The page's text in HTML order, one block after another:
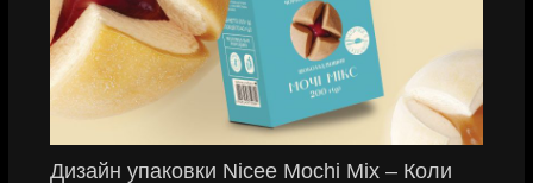
Дизайн упаковки Nicee Mochi Mix – Коли